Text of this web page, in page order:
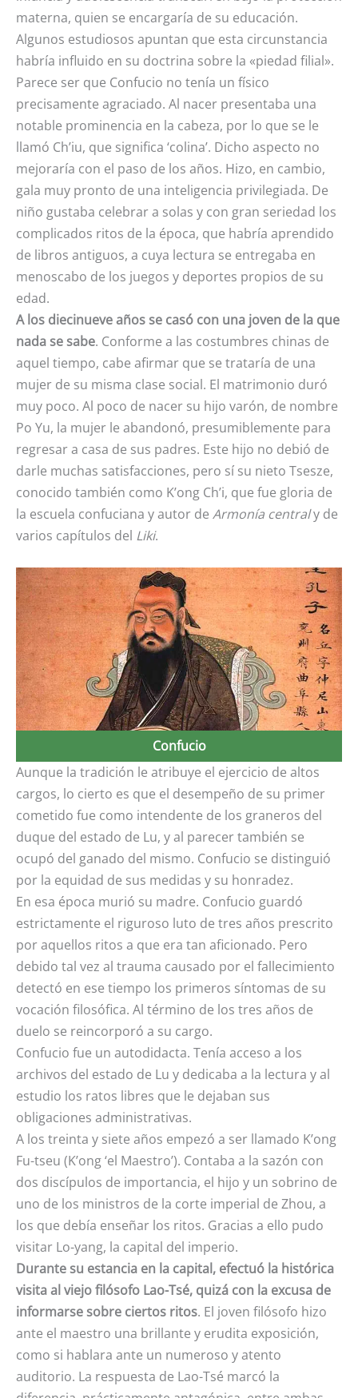
materna, quien se encargaría de su educación.
Algunos estudiosos apuntan que esta circunstancia
habría influido en su doctrina sobre la «piedad filial».
Parece ser que Confucio no tenía un físico
precisamente agraciado. Al nacer presentaba una
notable prominencia en la cabeza, por lo que se le
llamó Ch’iu, que significa ‘colina’. Dicho aspecto no
mejoraría con el paso de los años. Hizo, en cambio,
gala muy pronto de una inteligencia privilegiada. De
niño gustaba celebrar a solas y con gran seriedad los
complicados ritos de la época, que habría aprendido
de libros antiguos, a cuya lectura se entregaba en
menoscabo de los juegos y deportes propios de su
edad.
A los diecinueve años se casó con una joven de la que
nada se sabe. Conforme a las costumbres chinas de
aquel tiempo, cabe afirmar que se trataría de una
mujer de su misma clase social. El matrimonio duró
muy poco. Al poco de nacer su hijo varón, de nombre
Po Yu, la mujer le abandonó, presumiblemente para
regresar a casa de sus padres. Este hijo no debió de
darle muchas satisfacciones, pero sí su nieto Tsesze,
conocido también como K’ong Ch’i, que fue gloria de
la escuela confuciana y autor de Armonía centraly de
varios capítulos del Liki.
Confucio
Aunque la tradición le atribuye el ejercicio de altos
cargos, lo cierto es que el desempeño de su primer
cometido fue como intendente de los graneros del
duque del estado de Lu, y al parecer también se
ocupó del ganado del mismo. Confucio se distinguió
por la equidad de sus medidas y su honradez.
En esa época murió su madre. Confucio guardó
estrictamente el riguroso luto de tres años prescrito
por aquellos ritos a que era tan aficionado. Pero
debido tal vez al trauma causado por el fallecimiento
detectó en ese tiempo los primeros síntomas de su
vocación filosófica. Al término de los tres años de
duelo se reincorporó a su cargo.
Confucio fue un autodidacta. Tenía acceso a los
archivos del estado de Lu y dedicaba a la lectura y al
estudio los ratos libres que le dejaban sus
obligaciones administrativas.
A los treinta y siete años empezó a ser llamado K’ong
Fu-tseu (K’ong ‘el Maestro’). Contaba a la sazón con
dos discípulos de importancia, el hijo y un sobrino de
uno de los ministros de la corte imperial de Zhou, a
los que debía enseñar los ritos. Gracias a ello pudo
visitar Lo-yang, la capital del imperio.
Durante su estancia en la capital, efectuó la histórica
visita al viejo filósofo Lao-Tsé, quizá con la excusa de
informarse sobre ciertos ritos. El joven filósofo hizo
ante el maestro una brillante y erudita exposición,
como si hablara ante un numeroso y atento
auditorio. La respuesta de Lao-Tsé marcó la